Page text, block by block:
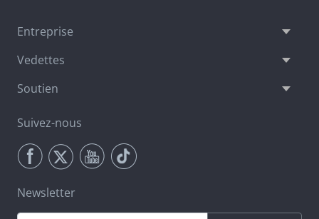
Entreprise
Vedettes
Soutien
Suivez-nous
Newsletter